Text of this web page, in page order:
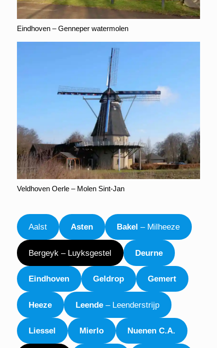
Eindhoven – Genneper watermolen
Veldhoven Oerle – Molen Sint-Jan
Aalst Asten Bakel – Milheeze
Bergeyk – Luyksgestel Deurne
Eindhoven Geldrop Gemert
Heeze Leende – Leenderstrijp
Liessel Mierlo Nuenen C.A.